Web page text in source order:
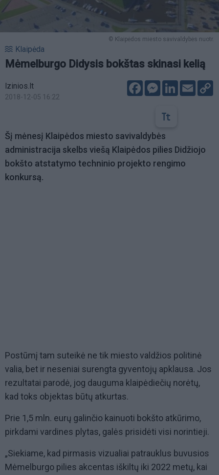
© Klaipėdos miesto savivaldybės nuotr.
Klaipėda
Mėmelburgo Didysis bokštas skinasi kelią
lzinios.lt
2018-12-05 16:22
FacebookMessenger
LinkedIn
Email
Šį mėnesį Klaipėdos miesto savivaldybės
administracija skelbs viešą Klaipėdos pilies Didžiojo
bokšto atstatymo techninio projekto rengimo
konkursą.
Postūmį tam suteikė ne tik miesto valdžios politinė
valia, bet ir neseniai surengta gyventojų apklausa. Jos
rezultatai parodė, jog dauguma klaipėdiečių norėtų,
kad toks objektas būtų atkurtas.
Prie 1,5 mln. eurų galinčio kainuoti bokšto atkūrimo,
pirkdami vardines plytas, galės prisidėti visi norintieji.
„Siekiame, kad pirmasis vizualiai patrauklus buvusios
Mėmelburgo pilies akcentas iškiltų iki 2022 metų, kai